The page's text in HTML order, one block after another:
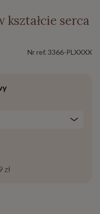
kształcie serca
Nr ref. 3366-PLXXXX
zł